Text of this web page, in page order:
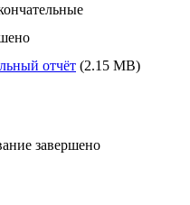
отчёт (2.15 MB)
завершено